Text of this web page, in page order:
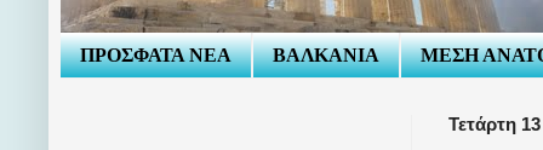
ΠΡΟΣΦΑΤΑ ΝΕΑ ΒΑΛΚΑΝΙΑ ΜΕΣΗ
Τετάρτη